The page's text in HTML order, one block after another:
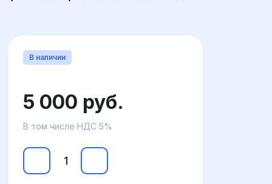
В наличии
5 000 руб.
В том числе НДС 5%